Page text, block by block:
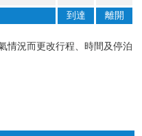
到達 離開
情況而更改行程、時間及停泊